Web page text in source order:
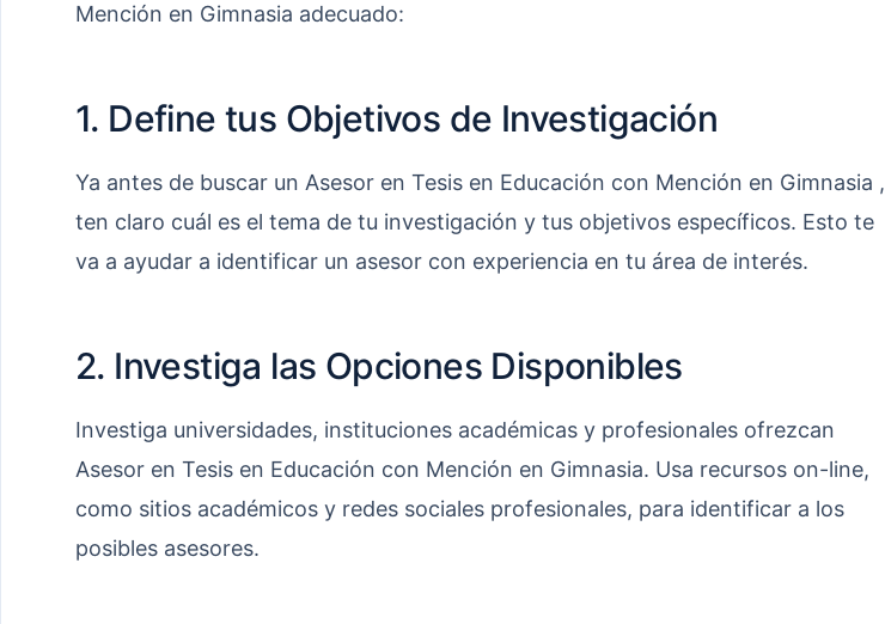
Mención en Gimnasia adecuado:
1. Define tus Objetivos de Investigación
Ya antes de buscar un Asesor en Tesis en Educación con Mención en Gimnasia ,
ten claro cuál es el tema de tu investigación y tus objetivos específicos. Esto te
va a ayudar a identificar un asesor con experiencia en tu área de interés.
2. Investiga las Opciones Disponibles
Investiga universidades, instituciones académicas y profesionales ofrezcan
Asesor en Tesis en Educación con Mención en Gimnasia. Usa recursos on-line,
como sitios académicos y redes sociales profesionales, para identificar a los
posibles asesores.